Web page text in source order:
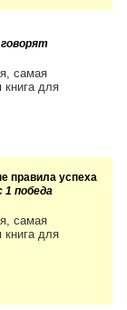
самая
книга для
правила успеха
1 победа
самая
книга для